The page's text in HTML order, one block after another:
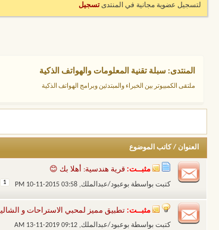
لتسجيل عضوية مجانية في المنتدىتسجيل
المنتدى: سبلة تقنية المعلومات والهواتف الذكية
ملتقى الكمبيوتر بين الخبراء والمبتدئين وبرامج الهواتف الذكية
العنوان / كاتب الموضوع
مثبــت: قرية هندسية: أهلا بك 😊
كتبت بواسطة بوعبود/عبدالملك‏, 10-11-2015 03:58 PM
1
مثبــت: تطبيق مميز لمحبي الاستراحات و
كتبت بواسطة بوعبود/عبدالملك‏, 13-11-2019 09:12 AM